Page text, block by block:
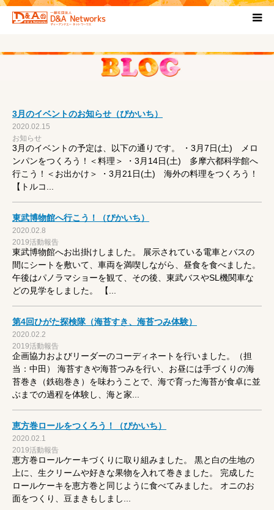
3月のイベントのお知らせ（ぴかいち）
2020.02.15
お知らせ
3月のイベントの予定は、以下の通りです。 ・3月7日(土) メロ
ンパンをつくろう！＜料理＞ ・3月14日(土) 多摩六都科学館へ
行こう！＜お出かけ＞ ・3月21日(土) 海外の料理をつくろう！
【トルコ...
東武博物館へ行こう！（ぴかいち）
2020.02.8
2019活動報告
東武博物館へお出掛けしました。 展示されている電車とバスの
間にシートを敷いて、車両を満喫しながら、昼食を食べました。
午後はパノラマショーを観て、その後、東武バスやSL機関車な
どの見学をしました。 【...
第4回ひがた探検隊（海苔すき、海苔つみ体験）
2020.02.2
2019活動報告
企画協力およびリーダーのコーディネートを行いました。（担
当：中田） 海苔すきや海苔つみを行い、お昼には手づくりの海
苔巻き（鉄砲巻き）を味わうことで、海で育った海苔が食卓に並
ぶまでの過程を体験し、海と家...
恵方巻ロールをつくろう！（ぴかいち）
2020.02.1
2019活動報告
恵方巻ロールケーキづくりに取り組みました。 黒と白の生地の
上に、生クリームや好きな果物を入れて巻きました。 完成した
ロールケーキを恵方巻と同じように食べてみました。 オニのお
面をつくり、豆まきもしまし...
HOME
プロジェクト概要
協力団体
お問い合わせ
ブログ
プライバシーポリシー